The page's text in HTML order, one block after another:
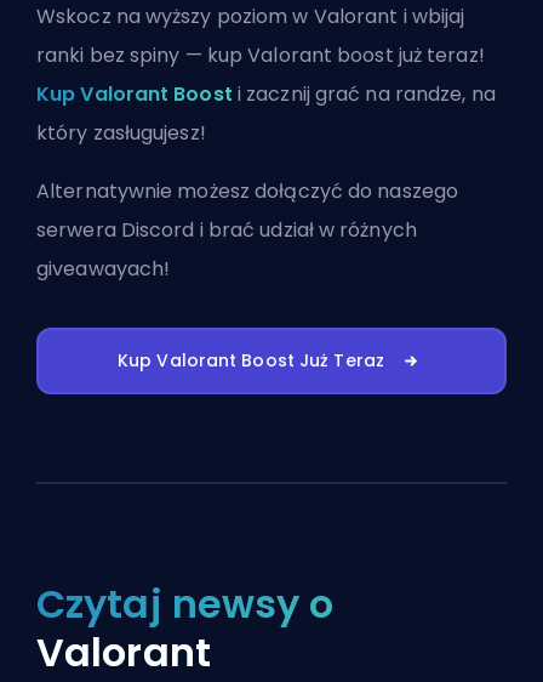
Wskocz na wyższy poziom w Valorant i wbijaj
ranki bez spiny — kup Valorant boost już teraz!
Kup Valorant Boost i zacznij grać na randze, na
który zasługujesz!
Alternatywnie możeszdołączyć do naszego
serwera Discord i brać udział w różnych
giveawayach!
Kup Valorant Boost Już Teraz
Czytaj newsy o
Valorant